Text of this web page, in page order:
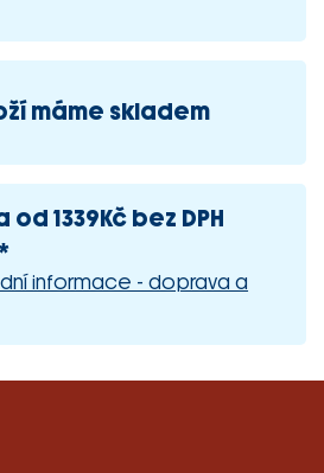
máme skladem
1339Kč bez DPH
informace - doprava a